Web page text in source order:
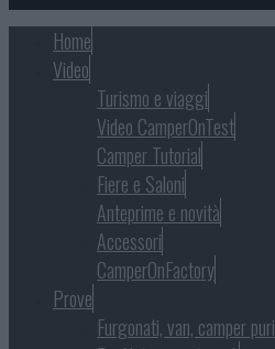
Home
Video
Turismo e viaggi
Video CamperOnTest
Camper Tutorial
Fiere e Saloni
Anteprime e novità
Accessori
CamperOnFactory
Prove
Furgonati, van, camper puri